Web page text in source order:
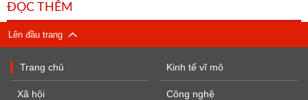
ĐỌC THÊM
Lên đầu trang
Trang chủ
Xã hội
Kinh tế vĩ mô
Công nghệ